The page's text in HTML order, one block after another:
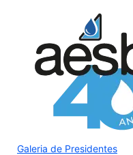
Galeria de Presidentes